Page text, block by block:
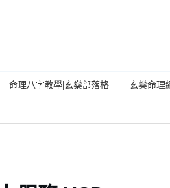
命理八字教學|玄燊部落格 玄燊命理